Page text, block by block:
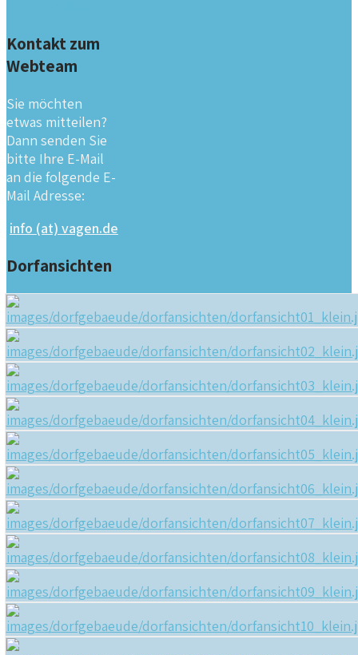
Kontakt zum
Webteam
Sie möchten
etwas mitteilen?
Dann senden Sie
bitte Ihre E-Mail
an die folgende E-
Mail Adresse:
info (at) vagen.de
Dorfansichten